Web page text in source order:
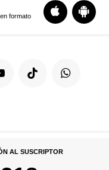
formato
AL SUSCRIPTOR